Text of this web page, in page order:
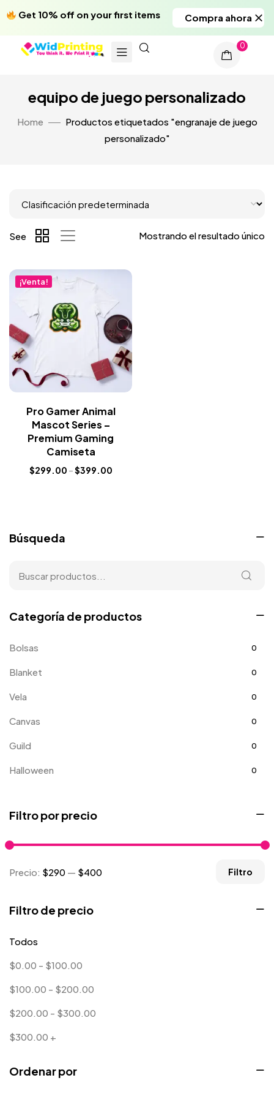
Get 10% off on your first items Compra ahora
0
equipo de juego personalizado
Home
Productos etiquetados "engranaje de juego
personalizado"
Mostrando el resultado único
See
¡Venta!
Pro Gamer Animal
Mascot Series –
Premium Gaming
Camiseta
$299.00 –$399.00
Búsqueda
Categoría de productos
Bolsas 0
Blanket 0
Vela 0
Canvas 0
Guild 0
Halloween 0
Mejora del hogar
Hoodie 0
Niños
Long Sleeves
Mugs
Caso de teléfono
Diseñador de productos
Pegatina
Sweater
Filtro por precio
Filtro
Precio: $290 — $400
Filtro de precio
Todos
$0.00 - $100.00
$100.00 - $200.00
$200.00 - $300.00
$300.00 +
Ordenar por